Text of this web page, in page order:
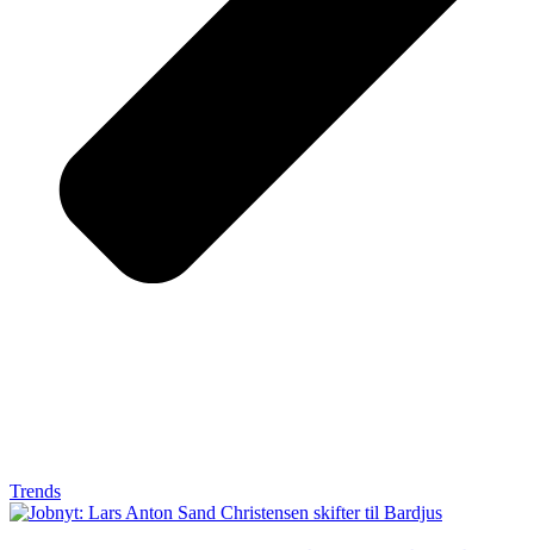
Trends